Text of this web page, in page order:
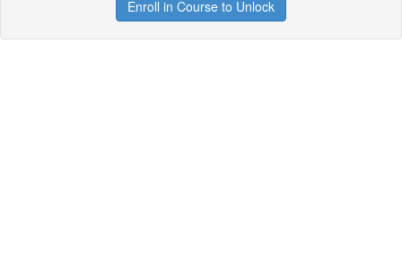
Enroll in Course to Unlock